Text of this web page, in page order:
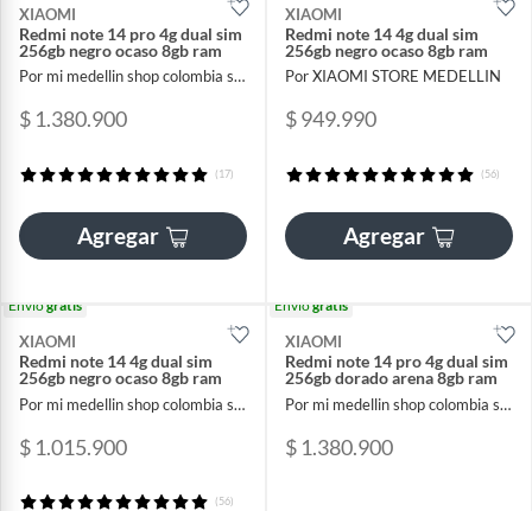
XIAOMI
Redmi note 14 pro 4g dual sim
256gb negro ocaso 8gb ram
Por mi medellin shop colombia sas
$ 1.380.900
(17)
Agregar
XIAOMI
Redmi note 14 4g dual sim
256gb negro ocaso 8gb ram
Por XIAOMI STORE MEDELLIN
$ 949.990
(56)
Agregar
Envíogratis
XIAOMI
Redmi note 14 4g dual sim
256gb negro ocaso 8gb ram
Por mi medellin shop colombia sas
$ 1.015.900
(56)
Envíogratis
XIAOMI
Redmi note 14 pro 4g dual sim
256gb dorado arena 8gb ram
Por mi medellin shop colombia sas
$ 1.380.900